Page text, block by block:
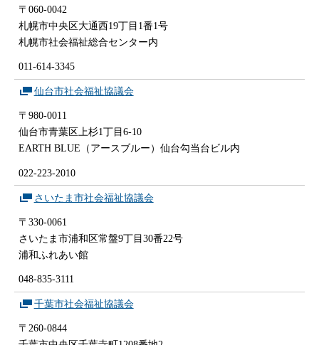
〒060-0042
札幌市中央区大通西19丁目1番1号
札幌市社会福祉総合センター内
011-614-3345
仙台市社会福祉協議会
〒980-0011
仙台市青葉区上杉1丁目6-10
EARTH BLUE（アースブルー）仙台勾当台ビル内
022-223-2010
さいたま市社会福祉協議会
〒330-0061
さいたま市浦和区常盤9丁目30番22号
浦和ふれあい館
048-835-3111
千葉市社会福祉協議会
〒260-0844